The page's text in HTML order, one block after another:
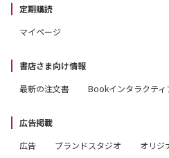
定期購読
マイページ
書店さま向け情報
最新の注文書
Bookインタラクティ
広告掲載
広告
ブランドスタジオ オリジ